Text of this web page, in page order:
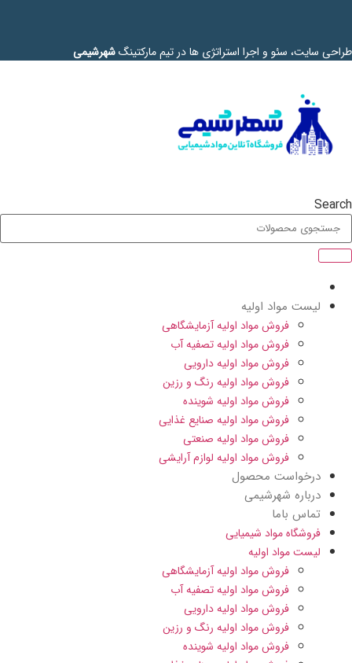
طراحی سایت، سئو و اجرا استراتژی ها در تیم مارکتینگشهرشیمی
Search
لیست مواد اولیه
فروش مواد اولیه آزمایشگاهی
فروش مواد اولیه تصفیه آب
فروش مواد اولیه دارویی
فروش مواد اولیه رنگ و رزین
فروش مواد اولیه شوینده
فروش مواد اولیه صنایع غذایی
فروش مواد اولیه صنعتی
فروش مواد اولیه لوازم آرایشی
درخواست محصول
درباره شهرشیمی
تماس باما
فروشگاه مواد شیمیایی
لیست مواد اولیه
فروش مواد اولیه آزمایشگاهی
فروش مواد اولیه تصفیه آب
فروش مواد اولیه دارویی
فروش مواد اولیه رنگ و رزین
فروش مواد اولیه شوینده